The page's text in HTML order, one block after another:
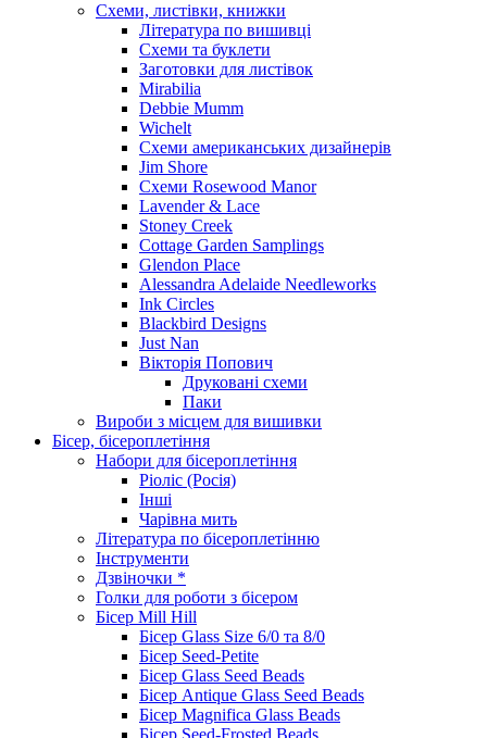
Схеми, листівки, книжки
Література по вишивці
Схеми та буклети
Заготовки для листівок
Mirabilia
Debbie Mumm
Wichelt
Схеми американських дизайнерів
Jim Shore
Cхеми Rosewood Manor
Lavender & Lace
Stoney Creek
Cottage Garden Samplings
Glendon Place
Alessandra Adelaide Needleworks
Ink Circles
Blackbird Designs
Just Nan
Вікторія Попович
Друковані схеми
Паки
Вироби з місцем для вишивки
Бісер, бісероплетіння
Набори для бісероплетіння
Ріоліс (Росія)
Інші
Чарівна мить
Література по бісероплетінню
Інструменти
Дзвіночки *
Голки для роботи з бісером
Бісер Mill Hill
Бісер Glass Size 6/0 та 8/0
Бісер Seed-Petite
Бісер Glass Seed Beads
Бісер Antique Glass Seed Beads
Бісер Magnifica Glass Beads
Бісер Seed-Frosted Beads